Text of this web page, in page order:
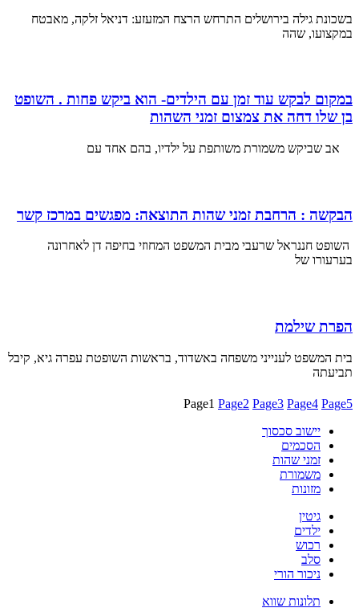
בשכונת גילה בירושלים התרחש הרצח המזעזע: דניאל זלקה, מאבטח
במקצועו, שהה
במקום לבקש עוד זמן עם הילדים- הוא ביקש פחות . השופט
בן שלו דחה את צמצום זמני השהות
אב שביקש משמורת משותפת על ילדיו, בהם אחד עם
הבקשה : הרחבת זמני שהות התוצאה: מפגשים במרכז קשר
השופט חננראל שרעבי מבית המשפט המחוזי בחיפה דן לאחרונה
בערעורו של
הפרת שילמת
בית המשפט לענייני משפחה באשדוד, בראשות השופטת עפרה גיא, קיבל
תביעתה
Page1 Page2 Page3 Page4 Page5
יישוב סכסוך
הסכמים
זמני שהות
משמורת
מזונות
גיטין
ילדים
רכוש
סלב
ניכור הורי
תלונות שווא